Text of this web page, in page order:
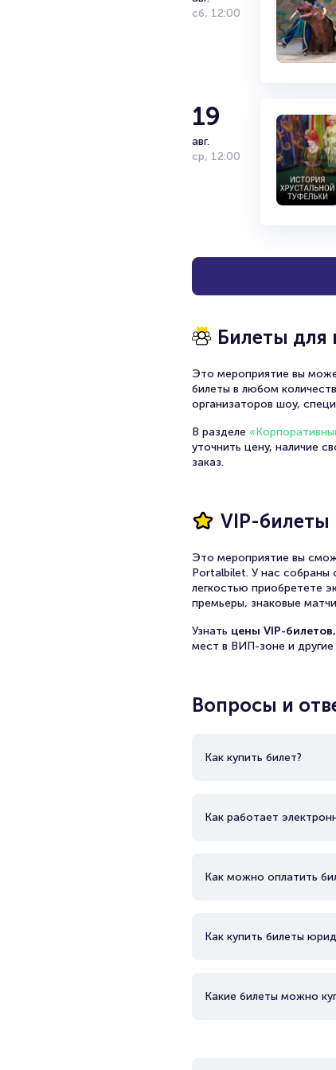
сб, 12:00
19
авг.
ср, 12:00
Билеты для
Это мероприятие вы
билеты в любом
организаторов шоу,
В разделе
уточнить цену, наличие
заказ.
VIP-билеты
Это мероприятие вы
Portalbilet. У нас собраны
легкостью приобретете
премьеры, знаковые
Узнать цены VIP-билетов,
мест в ВИП-зоне и
Вопросы и
Как купить билет?
Как работает
Как можно оплатить
Как купить билеты
Какие билеты можно